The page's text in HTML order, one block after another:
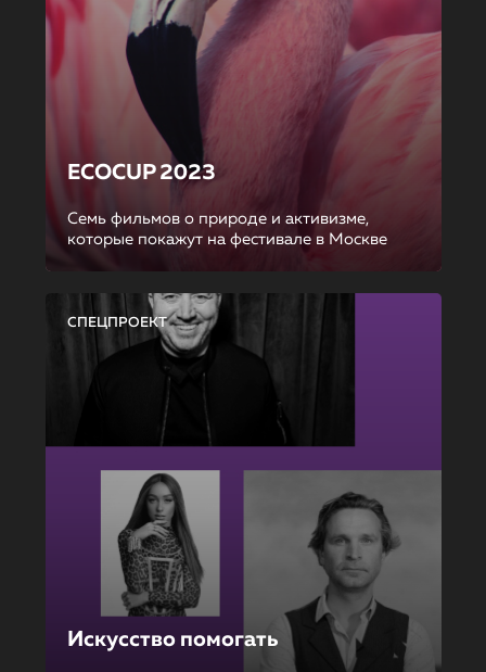
ECOCUP 2023
Семь фильмов о природе и активизме,
которые покажут на фестивале в Москве
СПЕЦПРОЕКТ
Искусство помогать